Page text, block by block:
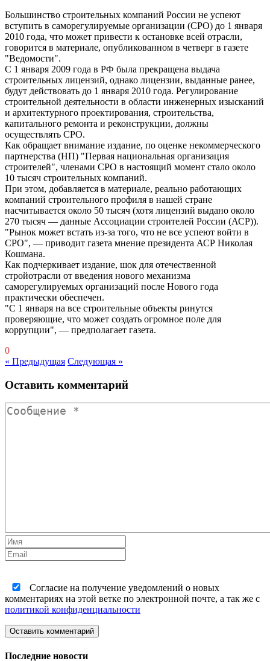
Большинство строительных компаний России не успеют
вступить в саморегулируемые организации (СРО) до 1 января
2010 года, что может привести к остановке всей отрасли,
говорится в материале, опубликованном в четверг в газете
"Ведомости".
С 1 января 2009 года в РФ была прекращена выдача
строительных лицензий, однако лицензии, выданные ранее,
будут действовать до 1 января 2010 года. Регулирование
строительной деятельности в области инженерных изысканий
и архитектурного проектирования, строительства,
капитального ремонта и реконструкции, должны
осуществлять СРО.
Как обращает внимание издание, по оценке некоммерческого
партнерства (НП) "Первая национальная организация
строителей", членами СРО в настоящий момент стало около
10 тысяч строительных компаний.
При этом, добавляется в материале, реально работающих
компаний строительного профиля в нашей стране
насчитывается около 50 тысяч (хотя лицензий выдано около
270 тысяч — данные Ассоциации строителей России (АСР)).
"Рынок может встать из-за того, что не все успеют войти в
СРО", — приводит газета мнение президента АСР Николая
Кошмана.
Как подчеркивает издание, шок для отечественной
стройотрасли от введения нового механизма
саморегулируемых организаций после Нового года
практически обеспечен.
"С 1 января на все строительные объекты ринутся
проверяющие, что может создать огромное поле для
коррупции", — предполагает газета.
0
« Предыдущая Следующая »
Оставить комментарий
Согласие на получение уведомлений о новых
комментариях на этой ветке по электронной почте, а так же с
политикой конфиденциальности
Оставить комментарий
Последние новости